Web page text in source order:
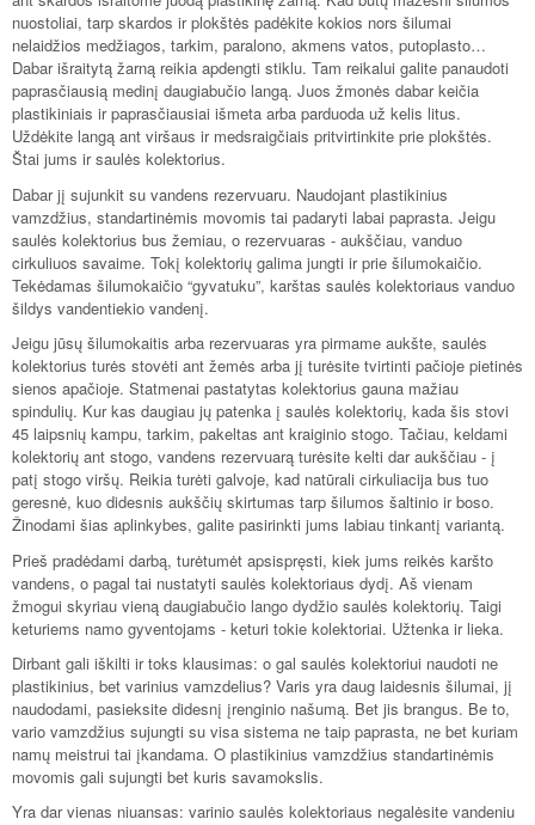
nuostoliai, tarp skardos ir plokštės padėkite kokios nors šilumai
nelaidžios medžiagos, tarkim, paralono, akmens vatos, putoplasto…
Dabar išraitytą žarną reikia apdengti stiklu. Tam reikalui galite panaudoti
paprasčiausią medinį daugiabučio langą. Juos žmonės dabar keičia
plastikiniais ir paprasčiausiai išmeta arba parduoda už kelis litus.
Uždėkite langą ant viršaus ir medsraigčiais pritvirtinkite prie plokštės.
Štai jums ir saulės kolektorius.
Dabar jį sujunkit su vandens rezervuaru. Naudojant plastikinius
vamzdžius, standartinėmis movomis tai padaryti labai paprasta. Jeigu
saulės kolektorius bus žemiau, o rezervuaras - aukščiau, vanduo
cirkuliuos savaime. Tokį kolektorių galima jungti ir prie šilumokaičio.
Tekėdamas šilumokaičio “gyvatuku”, karštas saulės kolektoriaus vanduo
šildys vandentiekio vandenį.
Jeigu jūsų šilumokaitis arba rezervuaras yra pirmame aukšte, saulės
kolektorius turės stovėti ant žemės arba jį turėsite tvirtinti pačioje pietinės
sienos apačioje. Statmenai pastatytas kolektorius gauna mažiau
spindulių. Kur kas daugiau jų patenka į saulės kolektorių, kada šis stovi
45 laipsnių kampu, tarkim, pakeltas ant kraiginio stogo. Tačiau, keldami
kolektorių ant stogo, vandens rezervuarą turėsite kelti dar aukščiau - į
patį stogo viršų. Reikia turėti galvoje, kad natūrali cirkuliacija bus tuo
geresnė, kuo didesnis aukščių skirtumas tarp šilumos šaltinio ir boso.
Žinodami šias aplinkybes, galite pasirinkti jums labiau tinkantį variantą.
Prieš pradėdami darbą, turėtumėt apsispręsti, kiek jums reikės karšto
vandens, o pagal tai nustatyti saulės kolektoriaus dydį. Aš vienam
žmogui skyriau vieną daugiabučio lango dydžio saulės kolektorių. Taigi
keturiems namo gyventojams - keturi tokie kolektoriai. Užtenka ir lieka.
Dirbant gali iškilti ir toks klausimas: o gal saulės kolektoriui naudoti ne
plastikinius, bet varinius vamzdelius? Varis yra daug laidesnis šilumai, jį
naudodami, pasieksite didesnį įrenginio našumą. Bet jis brangus. Be to,
vario vamzdžius sujungti su visa sistema ne taip paprasta, ne bet kuriam
namų meistrui tai įkandama. O plastikinius vamzdžius standartinėmis
movomis gali sujungti bet kuris savamokslis.
Yra dar vienas niuansas: varinio saulės kolektoriaus negalėsite vandeniu